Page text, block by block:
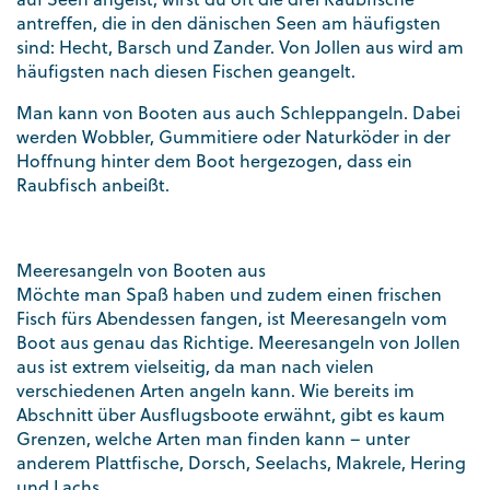
antreffen, die in den dänischen Seen am häufigsten
sind: Hecht, Barsch und Zander. Von Jollen aus wird am
häufigsten nach diesen Fischen geangelt.
Man kann von Booten aus auch Schleppangeln. Dabei
werden Wobbler, Gummitiere oder Naturköder in der
Hoffnung hinter dem Boot hergezogen, dass ein
Raubfisch anbeißt.
Meeresangeln von Booten aus
Möchte man Spaß haben und zudem einen frischen
Fisch fürs Abendessen fangen, ist Meeresangeln vom
Boot aus genau das Richtige. Meeresangeln von Jollen
aus ist extrem vielseitig, da man nach vielen
verschiedenen Arten angeln kann. Wie bereits im
Abschnitt über Ausflugsboote erwähnt, gibt es kaum
Grenzen, welche Arten man finden kann – unter
anderem Plattfische, Dorsch, Seelachs, Makrele, Hering